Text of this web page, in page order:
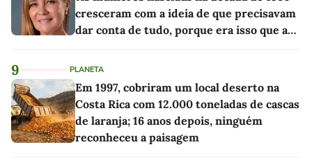
cresceram com a ideia de que precisavam
dar conta de tudo, porque era isso que a
9 PLANETA
Em 1997, cobriram um local deserto na
Costa Rica com 12.000 toneladas de cascas
de laranja; 16 anos depois, ninguém
reconheceu a paisagem